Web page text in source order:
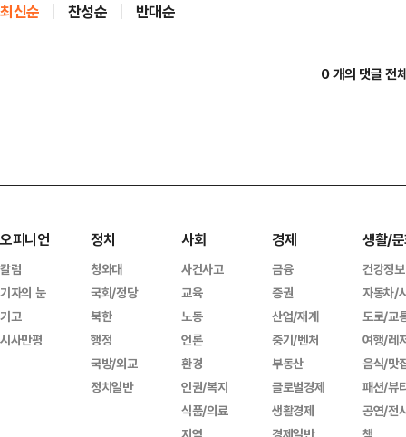
최신순 찬성순 반대순
0 개의 댓글 전
오피니언
칼럼
기자의 눈
기고
시사만평
정치
청와대
국회/정당
북한
행정
국방/외교
정치일반
사회
사건사고
교육
노동
언론
환경
인권/복지
식품/의료
경제
금융
증권
산업/재계
중기/벤처
부동산
글로벌경제
생활경제
생활/
건강정보
자동차/
도로/교
여행/레
음식/맛
패션/뷰
공연/전